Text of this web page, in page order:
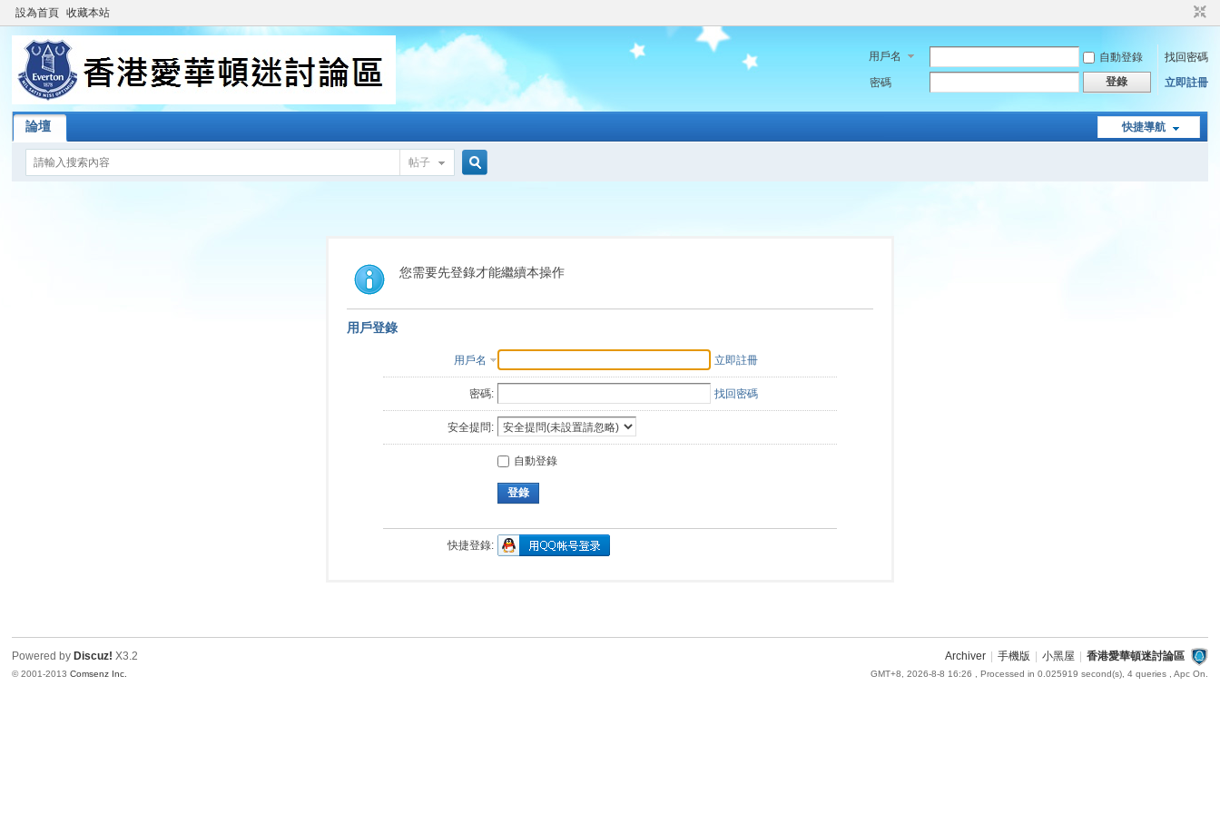
設為首頁 收藏本站
用戶名 自動登錄
找回密碼
密碼
登錄 立即註冊
快捷導航
論壇
帖子
索
您需要先登錄才能繼續本操作
用戶登錄
用戶名 立即註冊
密碼: 找回密碼
安全提問:
自動登錄
登錄
快捷登錄:
Archiver 手機版 小黑屋 香港愛華頓迷討論區
GMT+8, 2026-8-8 16:26 , Processed in 0.025919 second(s), 4 queries , Apc On.
Powered by Discuz! X3.2
© 2001-2013Comsenz Inc.